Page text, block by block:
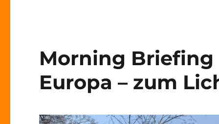
Morning Briefing
Europa – zum